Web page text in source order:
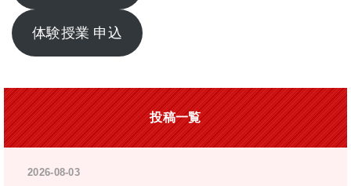
・授業時間は80分
1コマ80分間で1科目、集中して取り組みます
の解説・演習・確認サイクルで理解を深め、知識の定着を促
小学校低学年のお子さまは、ライトコース60分を選ぶこと
予習も復習もカスタム自由
へ通知をお送りします。
塾と家庭のコミュニケーションアプリ
ご家庭でのちょっとした疑問や相談したいことなどがあり
体験授業 申込
投稿一覧
2026-08-03